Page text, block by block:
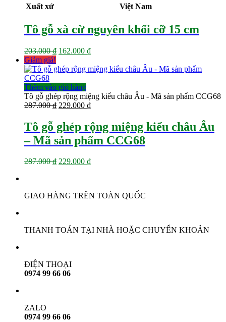
Xuất xứ
Việt Nam
Tô gỗ xà cừ nguyên khối cỡ 15 cm
203.000₫ Giá
là:
162.000 ₫Giá
tại
Giảm giá!
Thêm vào giỏ hàng
Tô gỗ ghép rộng miệng kiểu châu Âu - Mã sản phẩm CCG68
287.000₫ Giá
là:
287.000 ₫.
229.000 ₫Giá
tại
là:
229.000 ₫.
Tô gỗ ghép rộng miệng kiểu châu Âu
– Mã sản phẩm CCG68
287.000₫ Giá
229.000 ₫Giá
229.000 ₫.
GIAO HÀNG TRÊN TOÀN QUỐC
THANH TOÁN TẠI NHÀ HOẶC CHUYỂN KHOẢN
ĐIỆN THOẠI
0974 99 66 06
ZALO
0974 99 66 06